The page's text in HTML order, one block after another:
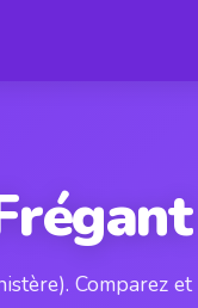
Comparez et